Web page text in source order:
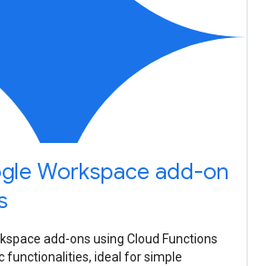
Workspace add-on
add-ons using Cloud Functions
functionalities, ideal for simple